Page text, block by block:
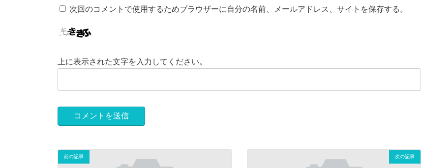
次回のコメントで使用するためブラウザーに自分の名前、メールアドレス、サイトを保存する。
上に表示された文字を入力してください。
前の記事 次の記事